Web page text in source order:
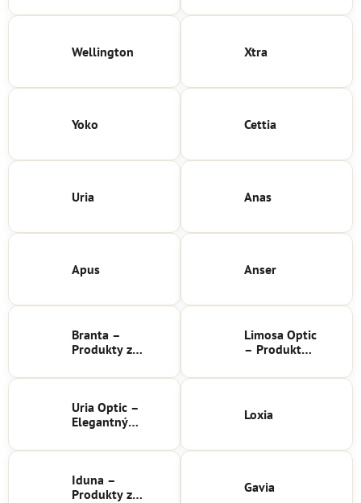
Wellington Xtra
Yoko Cettia
Uria Anas
Apus Anser
Branta –
Produkty z
krištáľu
Limosa Optic
– Produkty z
krištáľu
Uria Optic –
Elegantný
Loxia
Iduna –
Produkty z
Gavia